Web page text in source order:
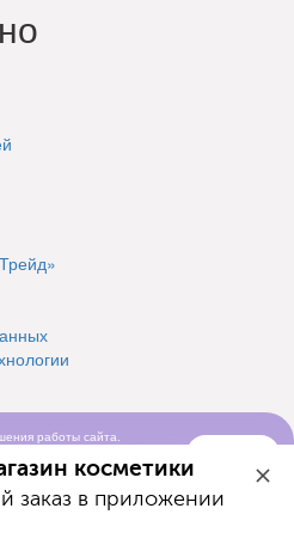
работы сайта.
косметики
заказ в приложении